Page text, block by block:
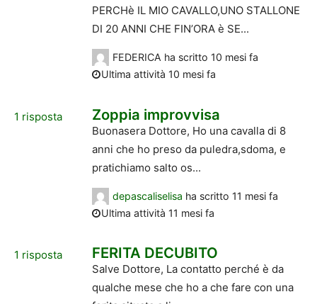
PERCHè IL MIO CAVALLO,UNO STALLONE
DI 20 ANNI CHE FIN’ORA è SE...
FEDERICA ha scritto 10 mesi fa
Ultima attività 10 mesi fa
1 risposta Zoppia improvvisa
Buonasera Dottore, Ho una cavalla di 8
anni che ho preso da puledra,sdoma, e
pratichiamo salto os...
depascaliselisa ha scritto 11 mesi fa
Ultima attività 11 mesi fa
1 risposta FERITA DECUBITO
Salve Dottore, La contatto perché è da
qualche mese che ho a che fare con una